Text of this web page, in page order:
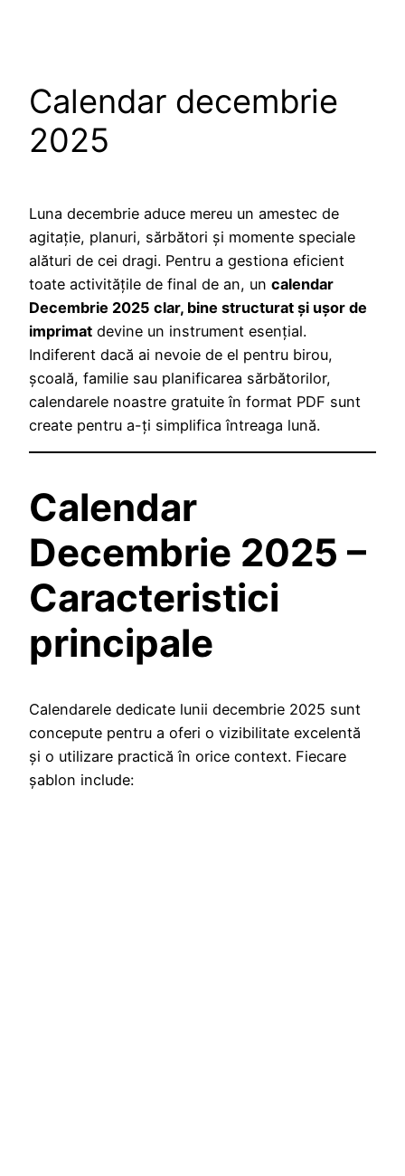
Calendar decembrie
2025
Luna decembrie aduce mereu un amestec de
agitație, planuri, sărbători și momente speciale
alături de cei dragi. Pentru a gestiona eficient
toate activitățile de final de an, un calendar
Decembrie 2025 clar, bine structurat și ușor de
imprimat devine un instrument esențial.
Indiferent dacă ai nevoie de el pentru birou,
școală, familie sau planificarea sărbătorilor,
calendarele noastre gratuite în format PDF sunt
create pentru a-ți simplifica întreaga lună.
Calendar
Decembrie 2025 –
Caracteristici
principale
Calendarele dedicate lunii decembrie 2025 sunt
concepute pentru a oferi o vizibilitate excelentă
și o utilizare practică în orice context. Fiecare
șablon include: